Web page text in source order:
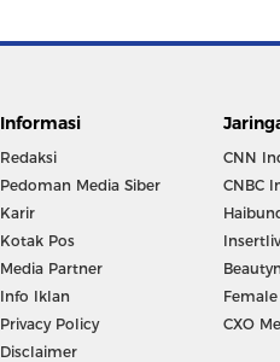
Informasi
Redaksi
Pedoman Media Siber
Karir
Kotak Pos
Media Partner
Info Iklan
Privacy Policy
Disclaimer
CNN
CNBC
CXO